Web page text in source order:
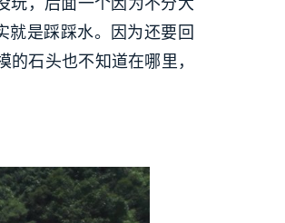
就是踩踩水。因为还要回
石头也不知道在哪里，